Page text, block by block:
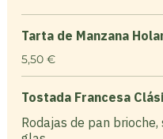
Tarta de Manzana
5,50 €
Tostada Francesa
Rodajas de pan